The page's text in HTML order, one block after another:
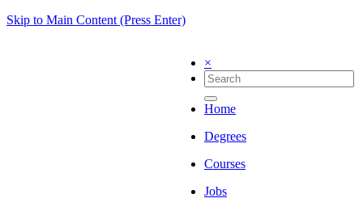
Skip to Main Content (Press Enter)
×
Home
Degrees
Courses
Jobs